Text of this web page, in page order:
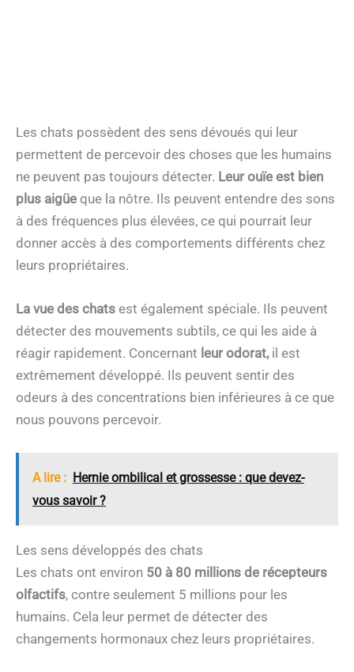
Les chats possèdent des sens dévoués qui leur
permettent de percevoir des choses que les humains
ne peuvent pas toujours détecter. Leur ouïe est bien
plus aigüe que la nôtre. Ils peuvent entendre des sons
à des fréquences plus élevées, ce qui pourrait leur
donner accès à des comportements différents chez
leurs propriétaires.
La vue des chats est également spéciale. Ils peuvent
détecter des mouvements subtils, ce qui les aide à
réagir rapidement. Concernant leur odorat,il est
extrêmement développé. Ils peuvent sentir des
odeurs à des concentrations bien inférieures à ce que
nous pouvons percevoir.
A lire : Hernie ombilical et grossesse : que devez-
vous savoir ?
Les sens développés des chats
Les chats ont environ 50 à 80 millions de récepteurs
olfactifs, contre seulement 5 millions pour les
humains. Cela leur permet de détecter des
changements hormonaux chez leurs propriétaires.